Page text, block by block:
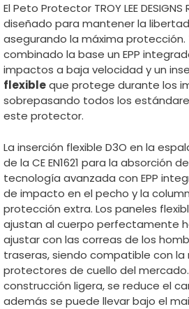
El Peto Protector TROY LEE
diseñado para mantener la
asegurando la máxima protección.
combinado la base un EPP
impactos a baja velocidad y un
flexibleque protege durante los
sobrepasando todos los
este protector.
La inserción flexible D3O en la
de la CE EN1621 para la absorción
tecnología avanzada con EPP
de impacto en el pecho y la
protección extra. Los paneles
ajustan al cuerpo perfectamente
ajustar con las correas de los
traseras, siendo compatible con la
protectores de cuello del
construcción ligera, se reduce el
además se puede llevar bajo el